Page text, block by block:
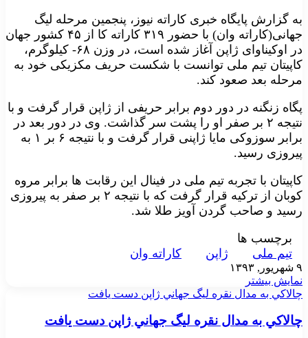
به گزارش پایگاه خبری کاراته نیوز، پنجمین مرحله لیگ
جهانی(کاراته وان) با حضور ۳۱۹ کاراته کا از ۴۵ کشور جهان
در اوکیناوای ژاپن آغاز شده است، در وزن ۶۸- کیلوگرم،
کاپیتان تیم ملی توانست با شکست حریف مکزیکی خود به
مرحله بعد صعود کند.
پگاه زنگنه در دور دوم برابر حریفی از ژاپن قرار گرفت و با
نتیجه ۲ بر صفر او را پشت سر گذاشت. وی در دور بعد در
برابر سوزوکی مایا ژاپنی قرار گرفت و با نتیجه ۶ بر ۱ به
پیروزی رسید.
کاپیتان با تجربه تیم ملی در فینال این رقابت ها برابر مروه
کوبان از ترکیه قرار گرفت که با نتیجه ۲ بر صفر به پیروزی
رسید و صاحب گردن آویز طلا شد.
برچسب ها
تيم ملی
ژاپن کاراته وان
۹ شهریور, ۱۳۹۳
نمایش بیشتر
چالاکي به مدال نقره ليگ جهاني ژاپن دست يافت
چالاکي به مدال نقره ليگ جهاني ژاپن دست يافت